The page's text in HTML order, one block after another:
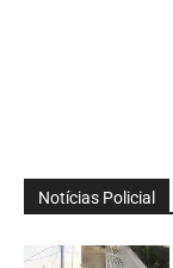
Notícias Policial